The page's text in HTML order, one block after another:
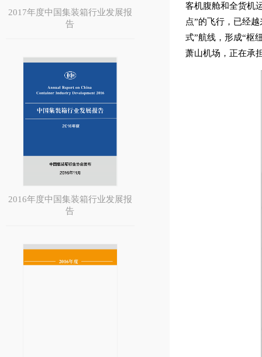
2017年度中国集装箱行业发展报
告
2016年度中国集装箱行业发展报
告
客机腹舱和全货机
点”的飞行，已经
式”航线，形成“枢
萧山机场，正在承